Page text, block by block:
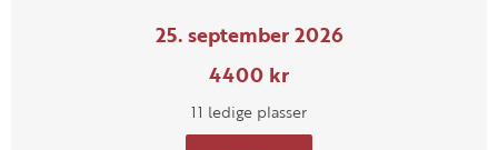
25. september 2026
4400 kr
11 ledige plasser